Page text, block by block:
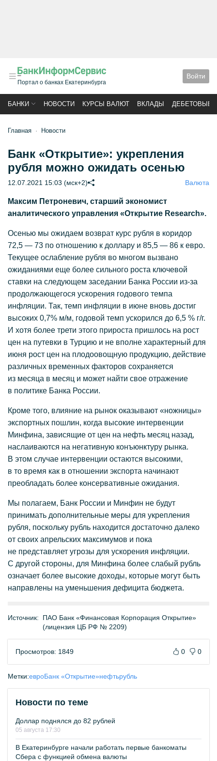
Портал о банках Екатеринбурга
Войти
БАНКИ НОВОСТИ КУРСЫ ВАЛЮТ ВКЛАДЫ ДЕБЕТОВЫЕ
Главная Новости
Банк «Открытие»: укрепления
рубля можно ожидать осенью
12.07.2021 15:03 (мск+2) Валюта
Максим Петроневич, старший экономист
аналитического управления «Открытие Research».
Осенью мы ожидаем возврат курс рубля в коридор
72,5 — 73 по отношению к доллару и 85,5 — 86 к евро.
Текущее ослабление рубля во многом вызвано
ожиданиями еще более сильного роста ключевой
ставки на следующем заседании Банка России из-за
продолжающегося ускорения годового темпа
инфляции. Так, темп инфляции в июне вновь достиг
высоких 0,7% м/м, годовой темп ускорился до 6,5 % г/г.
И хотя более трети этого прироста пришлось на рост
цен на путевки в Турцию и не вполне характерный для
июня рост цен на плодоовощную продукцию, действие
различных временных факторов сохраняется
из месяца в месяц и может найти свое отражение
в политике Банка России.
Кроме того, влияние на рынок оказывают «ножницы»
экспортных пошлин, когда высокие интервенции
Минфина, зависящие от цен на нефть месяц назад,
наслаиваются на негативную конъюнктуру рынка.
В этом случае интервенции остаются высокими,
в то время как в отношении экспорта начинают
преобладать более консервативные ожидания.
Мы полагаем, Банк России и Минфин не будут
принимать дополнительные меры для укрепления
рубля, поскольку рубль находится достаточно далеко
от своих апрельских максимумов и пока
не представляет угрозы для ускорения инфляции.
С другой стороны, для Минфина более слабый рубль
означает более высокие доходы, которые могут быть
направлены на уменьшения дефицита бюджета.
Источник:
ПАО Банк «Финансовая Корпорация Открытие»
(лицензия ЦБ РФ № 2209)
Просмотров: 1849 0 0
Метки:евроБанк «Открытие»нефтьрубль
Новости по теме
Доллар поднялся до 82 рублей
05 августа 17:30
В Екатеринбурге начали работать первые банкоматы
Сбера с функцией обмена валюты